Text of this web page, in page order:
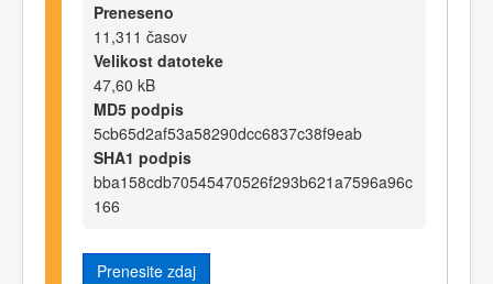
Preneseno
11,311 časov
Velikost datoteke
47,60 kB
MD5 podpis
5cb65d2af53a58290dcc6837c38f9eab
SHA1 podpis
bba158cdb70545470526f293b621a7596a96c
166
Prenesite zdaj